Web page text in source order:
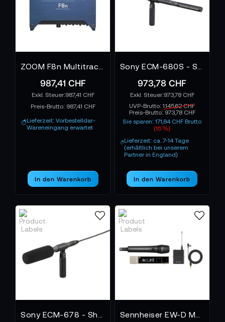
987,41 CHF
987,41 CHF
Preis-Brutto: 987,41 CHF
Lieferzeit: Vorbestelldar-
Wareneingang erwartet
In den Warenkorb
973,78 CHF
973,78 CHF
UVP-Brutto:1.145,62 CHF
Preis-Brutto: 973,78 CHF
Sie sparen: 171,84 CHF Brutto
(15 %)
Lieferzeit: ca. 7-14 Tage
(erhältlich bei unserem
Partner in England)
In den Warenkorb